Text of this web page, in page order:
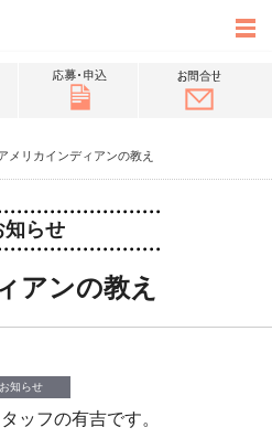
メリカインディアンの教え
知らせ
アンの教え
お知らせ
ッフの有吉です。